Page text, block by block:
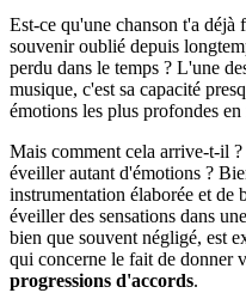
Est-ce qu'une chanson t'a
souvenir oublié depuis
perdu dans le temps ? L'une
musique, c'est sa capacité
émotions les plus profondes en
Mais comment cela arrive-t-il
éveiller autant d'émotions ?
instrumentation élaborée et de
éveiller des sensations dans
bien que souvent négligé, est
qui concerne le fait de donner
progressions d'accords.